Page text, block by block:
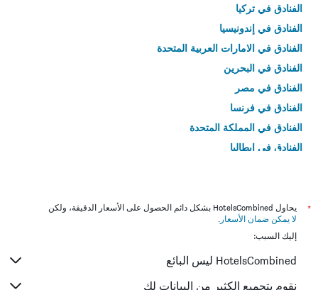
الفنادق في تركيا
الفنادق في إندونيسيا
الفنادق في الامارات العربية المتحدة
الفنادق في البحرين
الفنادق في مصر
الفنادق في فرنسا
الفنادق في المملكة المتحدة
الفنادق في إيطاليا
*
يحاول HotelsCombined بشكل دائم الحصول على الأسعار الدقيقة، ولكن
لا يمكن ضمان الأسعار .
إليك السبب:
HotelsCombined ليس البائع
نقوم بتجميع الكثير من البيانات لك